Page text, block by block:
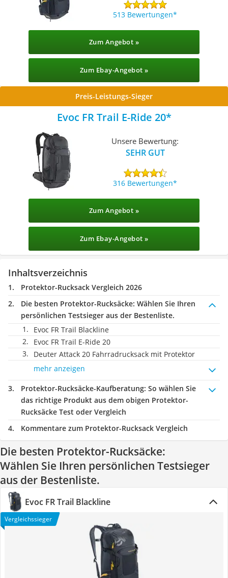
513 Bewertungen
Zum Angebot »
Zum Ebay-Angebot »
Preis-Leistungs-Sieger
Evoc FR Trail E-Ride 20
Unsere Bewertung:
SEHR GUT
316 Bewertungen
Zum Angebot »
Zum Ebay-Angebot »
Inhaltsverzeichnis
Protektor-Rucksack Vergleich 2026
Die besten Protektor-Rucksäcke: Wählen Sie Ihren
persönlichen Testsieger aus der Bestenliste.
Evoc FR Trail Blackline
Evoc FR Trail E-Ride 20
Deuter Attack 20 Fahrradrucksack mit Protektor
mehr anzeigen
Protektor-Rucksäcke-Kaufberatung: So wählen Sie
das richtige Produkt aus dem obigen Protektor-
Rucksäcke Test oder Vergleich
Kommentare zum Protektor-Rucksack Vergleich
Die besten Protektor-Rucksäcke:
Wählen Sie Ihren persönlichen Testsieger
aus der Bestenliste.
Evoc FR Trail Blackline
Vergleichssieger